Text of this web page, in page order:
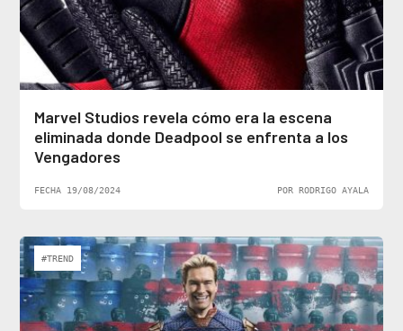
Marvel Studios revela cómo era la escena
eliminada donde Deadpool se enfrenta a los
Vengadores
FECHA 19/08/2024 POR RODRIGO AYALA
#TREND